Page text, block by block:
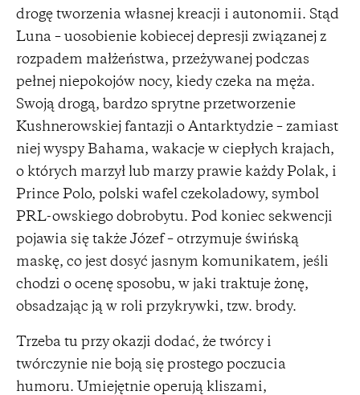
drogę tworzenia własnej kreacji i autonomii. Stąd
Luna – uosobienie kobiecej depresji związanej z
rozpadem małżeństwa, przeżywanej podczas
pełnej niepokojów nocy, kiedy czeka na męża.
Swoją drogą, bardzo sprytne przetworzenie
Kushnerowskiej fantazji o Antarktydzie – zamiast
niej wyspy Bahama, wakacje w ciepłych krajach,
o których marzył lub marzy prawie każdy Polak, i
Prince Polo, polski wafel czekoladowy, symbol
PRL-owskiego dobrobytu. Pod koniec sekwencji
pojawia się także Józef – otrzymuje świńską
maskę, co jest dosyć jasnym komunikatem, jeśli
chodzi o ocenę sposobu, w jaki traktuje żonę,
obsadzając ją w roli przykrywki, tzw. brody.
Trzeba tu przy okazji dodać, że twórcy i
twórczynie nie boją się prostego poczucia
humoru. Umiejętnie operują kliszami,